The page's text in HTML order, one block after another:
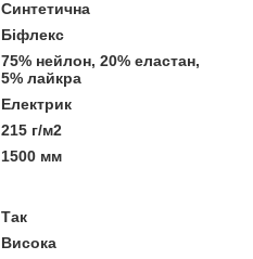
Синтетична
Біфлекс
75% нейлон, 20% еластан,
5% лайкра
Електрик
215 г/м2
1500 мм
Так
Висока